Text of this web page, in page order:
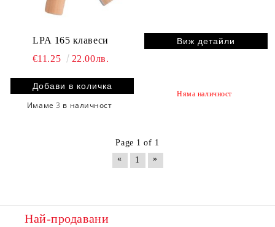
LPA 165 клавеси
€11.25
22.00лв.
Имаме3 в наличност
Виж детайли
Няма наличност
Page 1 of 1
«
1 »
Най-продавани